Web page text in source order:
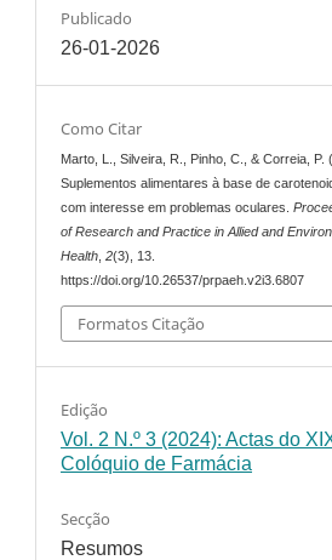
Publicado
26-01-2026
Como Citar
Marto, L., Silveira, R., Pinho, C., & Correia, P.
Suplementos alimentares à base de
com interesse em problemas oculares.
of Research and Practice in Allied and
Health ,2(3), 13.
https://doi.org/10.26537/prpaeh.v2i3.6807
Formatos Citação
Edição
Vol. 2 N.º 3 (2024): Actas do
Colóquio de Farmácia
Secção
Resumos